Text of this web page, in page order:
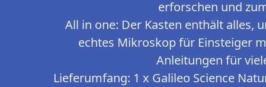
erforschen und
All in one: Der Kasten enthält alles,
echtes Mikroskop für Einsteiger
Anleitungen für
Lieferumfang: 1 x Galileo Science